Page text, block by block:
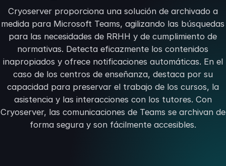
Cryoserver proporciona una solución de archivado a
medida para Microsoft Teams, agilizando las búsquedas
para las necesidades de RRHH y de cumplimiento de
normativas. Detecta eficazmente los contenidos
inapropiados y ofrece notificaciones automáticas. En el
caso de los centros de enseñanza, destaca por su
capacidad para preservar el trabajo de los cursos, la
asistencia y las interacciones con los tutores. Con
Cryoserver, las comunicaciones de Teams se archivan de
forma segura y son fácilmente accesibles.